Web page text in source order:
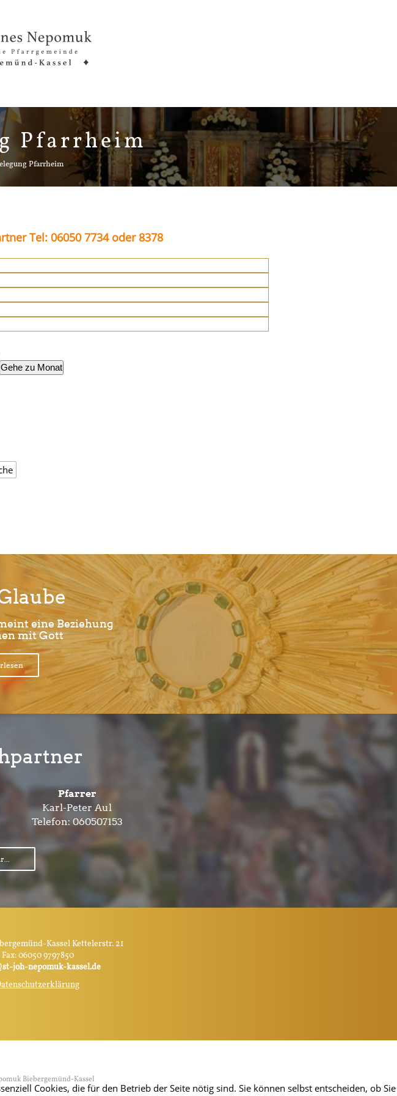
Pfarrheim
Pfarrheim
Tel: 06050 7734 oder 8378
Gehe zu Monat
eine Beziehung
mit Gott
Pfarrer
Karl-Peter Aul
Telefon:060507153
Kassel Kettelerstr. 21
06050 9797850
joh-nepomuk-kassel.de
Biebergemünd-Kassel
Cookies, die für den Betrieb der Seite nötig sind. Sie können selbst entscheiden, ob Sie